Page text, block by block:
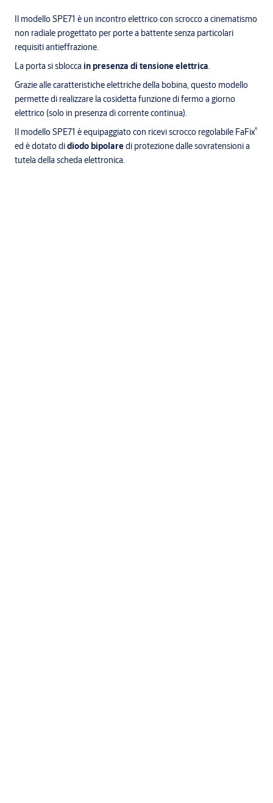
Il modello SPE71 è un incontro elettrico con scrocco a cinematismo
non radiale progettato per porte a battente senza particolari
requisiti antieffrazione.
La porta si sblocca in presenza di tensione elettrica.
Grazie alle caratteristiche elettriche della bobina, questo modello
permette di realizzare la cosidetta funzione di fermo a giorno
elettrico (solo in presenza di corrente continua).
Il modello SPE71 è equipaggiato con ricevi scrocco regolabile FaFix®
ed è dotato didiodo bipolaredi protezione dalle sovratensioni a
tutela della scheda elettronica.